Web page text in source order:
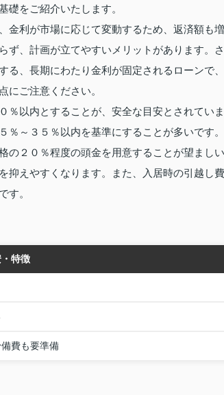
礎をご紹介いたします。
金利が市場に応じて変動するため、返済額も増
ず、計画が立てやすいメリットがあります。さ
る、長期にわたり金利が固定されるローンで、
にご注意ください。
％以内とすることが、安全な目安とされていま
％～３５％以内を基準にすることが多いです。
の２０％程度の頭金を用意することが望ましい
抑えやすくなります。また、入居時の引越し費
す。
・特徴
費も要準備